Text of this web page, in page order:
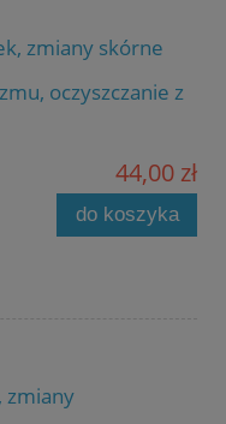
zmiany skórne
oczyszczanie z
44,00 zł
do koszyka
zmiany